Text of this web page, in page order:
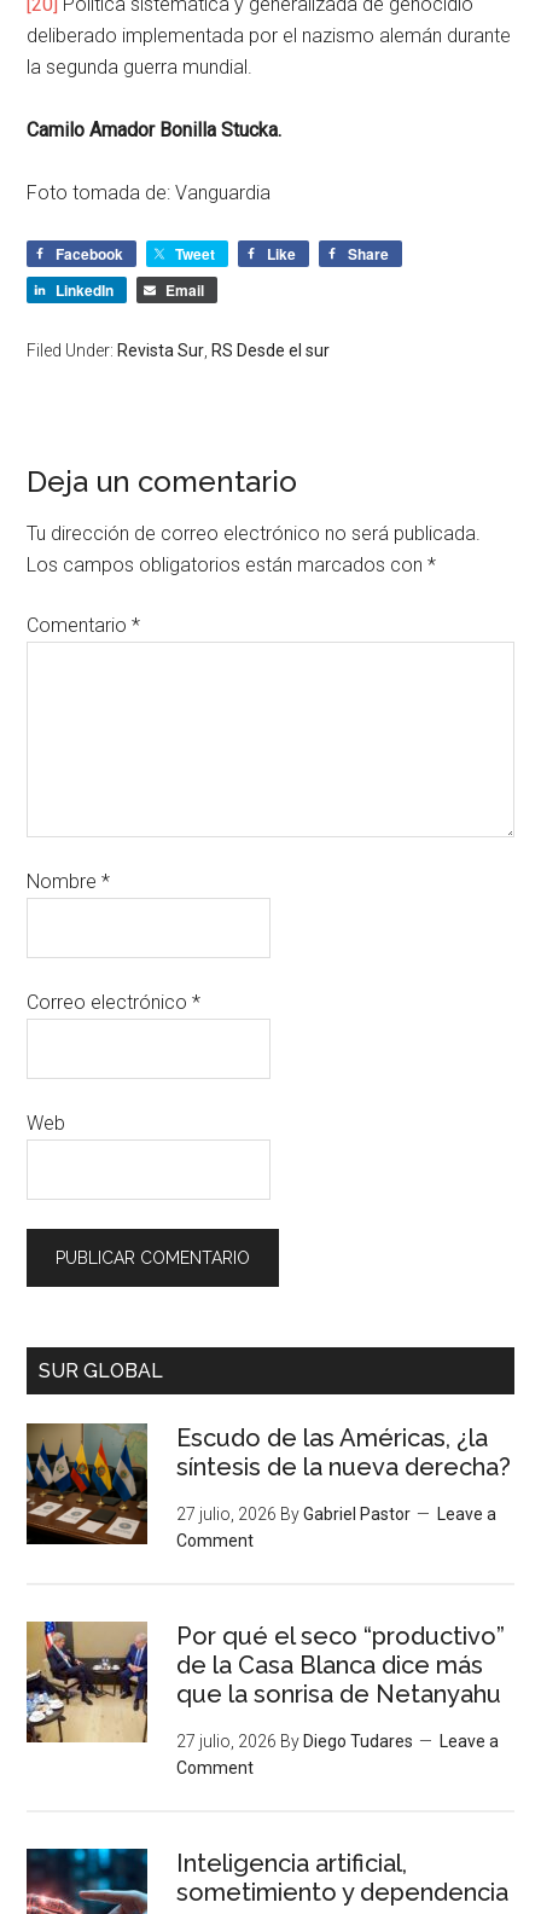
deliberado implementada por el nazismo alemán durante
la segunda guerra mundial.
Camilo Amador Bonilla Stucka.
Foto tomada de: Vanguardia
Facebook Tweet Like
Share
LinkedIn
Email
Filed Under: Revista Sur RS Desde el sur
Deja un comentario
Tu dirección de correo electrónico no será publicada.
Los campos obligatorios están marcados con*
Comentario*
Nombre*
Correo electrónico*
Web
SUR GLOBAL
Escudo de las Américas, ¿la
síntesis de la nueva derecha?
27 julio, 2026 ByGabriel Pastor
Leave a
Comment
Por qué el seco “productivo”
de la Casa Blanca dice más
que la sonrisa de Netanyahu
27 julio, 2026 By Diego Tudares
Leave a
Comment
Inteligencia artificial,
sometimiento y dependencia